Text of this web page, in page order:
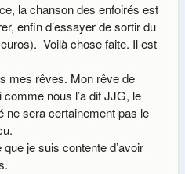
la chanson des enfoirés est
enfin d’essayer de sortir du
Voilà chose faite. Il est
mes rêves. Mon rêve de
nous l’a dit JJG, le
ne sera certainement pas le
je suis contente d’avoir